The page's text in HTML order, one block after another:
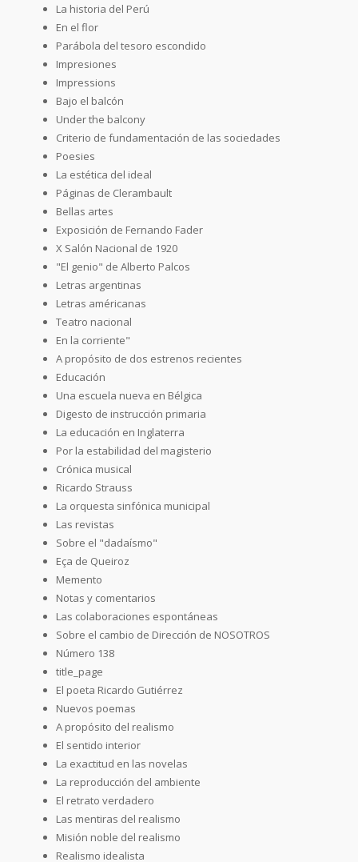
La historia del Perú
En el flor
Parábola del tesoro escondido
Impresiones
Impressions
Bajo el balcón
Under the balcony
Criterio de fundamentación de las sociedades
Poesies
La estética del ideal
Páginas de Clerambault
Bellas artes
Exposición de Fernando Fader
X Salón Nacional de 1920
"El genio" de Alberto Palcos
Letras argentinas
Letras américanas
Teatro nacional
En la corriente"
A propósito de dos estrenos recientes
Educación
Una escuela nueva en Bélgica
Digesto de instrucción primaria
La educación en Inglaterra
Por la estabilidad del magisterio
Crónica musical
Ricardo Strauss
La orquesta sinfónica municipal
Las revistas
Sobre el "dadaísmo"
Eça de Queiroz
Memento
Notas y comentarios
Las colaboraciones espontáneas
Sobre el cambio de Dirección de NOSOTROS
Número 138
title_page
El poeta Ricardo Gutiérrez
Nuevos poemas
A propósito del realismo
El sentido interior
La exactitud en las novelas
La reproducción del ambiente
El retrato verdadero
Las mentiras del realismo
Misión noble del realismo
Realismo idealista